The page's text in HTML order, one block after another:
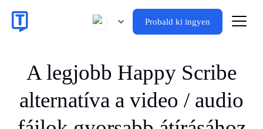
Probald ki ingyen
A legjobb Happy Scribe
alternatíva a video / audio